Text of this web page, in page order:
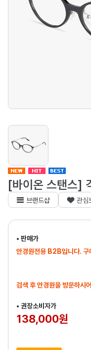
[바이온 스탠스]
브랜드샵 관심
• 판매가
안경원전용 B2B입니다. 구
검색 후 안경원을 방문하시
• 권장소비자가
138,000원